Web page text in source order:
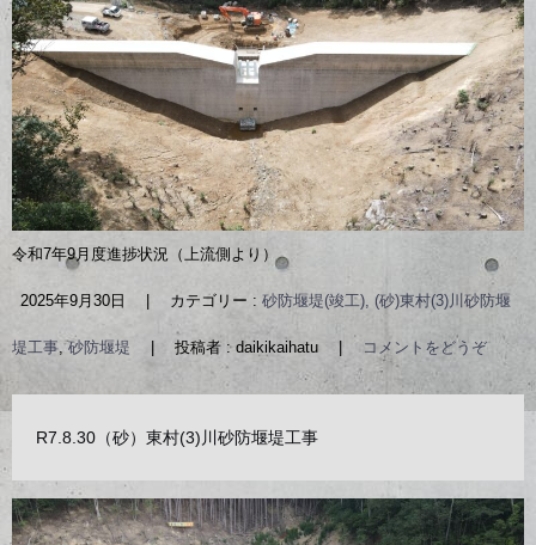
令和7年9月度進捗状況（上流側より）
2025年9月30日 カテゴリー : 砂防堰堤(竣工), (砂)東村(3)川砂防堰
堤工事,砂防堰堤 投稿者 : daikikaihatu コメントをどうぞ
R7.8.30（砂）東村(3)川砂防堰堤工事